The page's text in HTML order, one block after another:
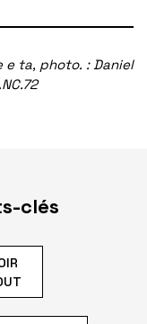
e ta, photo. : Daniel
clés